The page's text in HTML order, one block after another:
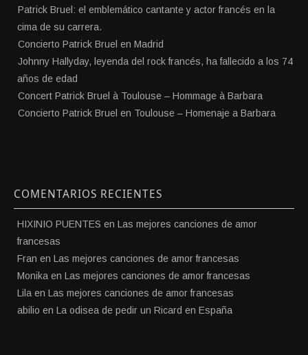
Patrick Bruel: el emblemático cantante y actor francés en la
cima de su carrera.
Concierto Patrick Bruel en Madrid
Johnny Hallyday, leyenda del rock francés, ha fallecido a los 74
años de edad
Concert Patrick Bruel à Toulouse – Hommage à Barbara
Concierto Patrick Bruel en Toulouse – Homenaje a Barbara
COMENTARIOS RECIENTES
HIXINIO PUENTES en Las mejores canciones de amor
francesas
Fran en Las mejores canciones de amor francesas
Monika en Las mejores canciones de amor francesas
Lila en Las mejores canciones de amor francesas
abilio en La odisea de pedir un Ricard en España